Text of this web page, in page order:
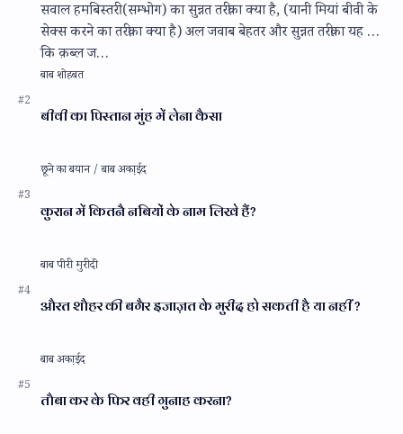
सवाल हमबिस्तरी (सम्भोग) का सुन्नत तरीक़ा क्या है, (यानी मियां बीवी के
सेक्स करने का तरीक़ा क्या है) अल जवाब बेहतर और सुन्नत तरीक़ा यह है
कि क़ब्ल ज…
बीवी का पिस्तान मुंह में लेना कैसा
कुरान में कितनै नबियों के नाम लिखे हैं?
औरत शौहर की बगैर इजाज़त के मुरीद हो सकती है या नहीं ?
तौबा कर के फिर वही गुनाह करना?